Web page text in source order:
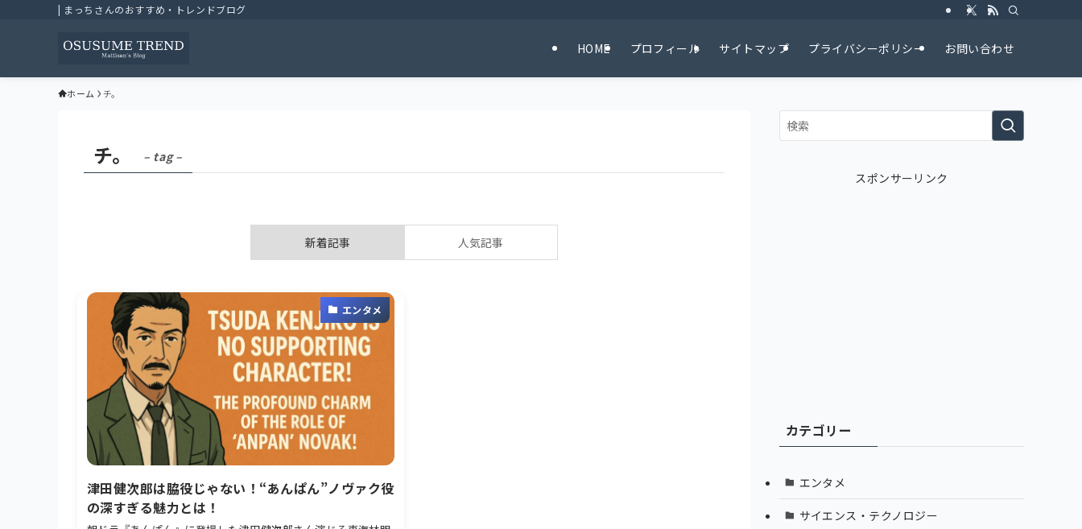
| まっちさんのおすすめ・トレンドブログ
HOME プロフィール サイトマップ プライバシーポリシー お問い合わせ
ホーム チ。
チ。 – tag –
新着記事 人気記事
エンタメ
津田健次郎は脇役じゃない！“あんぱん”ノヴァク役
の深すぎる魅力とは！
スポンサーリンク
カテゴリー
エンタメ
サイエンス・テクノロジー